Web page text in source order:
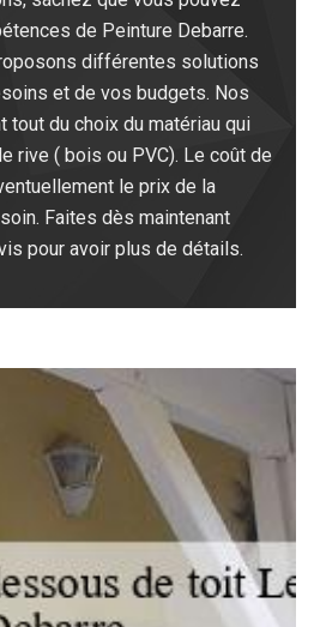
de Peinture Debarre.
différentes solutions
et de vos budgets. Nos
tout du choix du matériau qui
rive ( bois ou PVC). Le coût de
le prix de la
Faites dès maintenant
pour avoir plus de détails.